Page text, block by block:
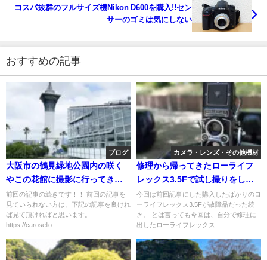
コスパ抜群のフルサイズ機Nikon D600を購入!!セン
サーのゴミは気にしない
おすすめの記事
ブログ
大阪市の鶴見緑地公園内の咲く
やこの花館に撮影に行ってきた
（2）
前回の記事の続きです！！ 前回の記事を
見ていられない方は、下記の記事を良けれ
ば見て頂ければと思います。
https://carosello....
カメラ・レンズ・その他機材
修理から帰ってきたローライフ
レックス3.5Fで試し撮りをして
きた
今回は前回記事にした購入したばかりのロ
ーライフレックス3.5Fが故障品だった続
き。 とは言っても今回は、自分で修理に
出したローライフレックス...